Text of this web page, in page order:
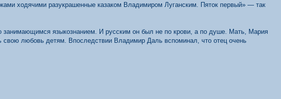
ходячими разукрашенные казаком Владимиром Луганским. Пяток первый» — так
языкознанием. И русским он был не по крови, а по душе. Мать, Мария
любовь детям. Впоследствии Владимир Даль вспоминал, что отец очень